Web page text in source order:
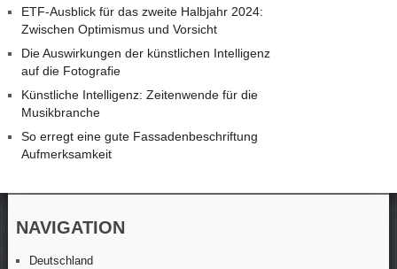
ETF-Ausblick für das zweite Halbjahr 2024:
Zwischen Optimismus und Vorsicht
Die Auswirkungen der künstlichen Intelligenz
auf die Fotografie
Künstliche Intelligenz: Zeitenwende für die
Musikbranche
So erregt eine gute Fassadenbeschriftung
Aufmerksamkeit
NAVIGATION
Deutschland